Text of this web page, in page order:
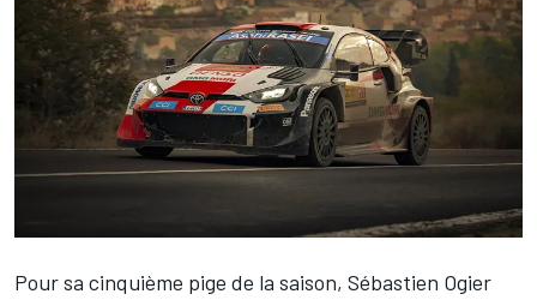
Pour sa cinquième pige de la saison, Sébastien Ogier